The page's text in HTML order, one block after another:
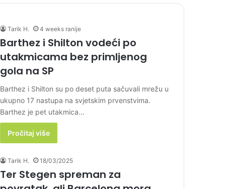
Tarik H. 4 weeks ranije
Barthez i Shilton vodeći po
utakmicama bez primljenog
gola na SP
Barthez i Shilton su po deset puta sačuvali mrežu u
ukupno 17 nastupa na svjetskim prvenstvima.
Barthez je pet utakmica…
Pročitaj više
Tarik H. 18/03/2025
Ter Stegen spreman za